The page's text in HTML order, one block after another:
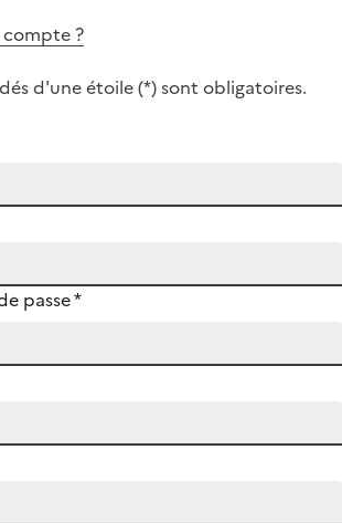
?
d'une étoile (*) sont obligatoires.
passe*